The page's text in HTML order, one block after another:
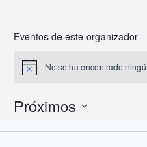
Eventos de este organizador
Aviso No se ha encontrado
Próximos